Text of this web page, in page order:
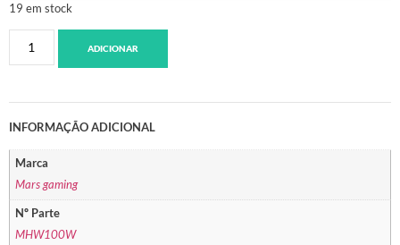
19 em stock
ADICIONAR
INFORMAÇÃO ADICIONAL
Marca
Mars gaming
Nº Parte
MHW100W